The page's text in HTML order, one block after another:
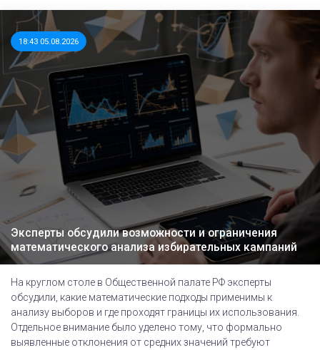
18:43 05.08.2026
Эксперты обсудили возможности и ограничения
математического анализа избирательных кампаний
На круглом столе в Общественной палате РФ эксперты
обсудили, какие математические подходы применимы к
анализу выборов и где проходят границы их использования.
Отдельное внимание было уделено тому, что формально
выявленные отклонения от средних значений требуют